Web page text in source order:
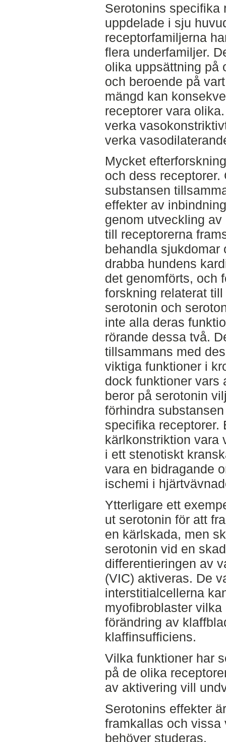
Serotonins specifika
uppdelade i sju
receptorfamiljerna
flera underfamiljer.
olika uppsättning på
och beroende på
mängd kan
receptorer vara
verka
verka
Mycket
och dess
substansen
effekter av
genom utveckling
till receptorerna
behandla sjukdomar
drabba hundens
det genomförts, och
forskning relaterat till
serotonin och
inte alla deras
rörande dessa två.
tillsammans med
viktiga funktioner i
dock funktioner vars
beror på serotonin
förhindra
specifika receptorer.
kärlkonstriktion vara
i ett stenotiskt
vara en bidragande
ischemi i
Ytterligare ett
ut serotonin för att
en kärlskada, men
serotonin vid en
differentieringen av
(VIC) aktiveras. De
interstitialcellerna
myofibroblaster
förändring av
klaffinsufficiens.
Vilka funktioner har
på de olika
av aktivering vill
Serotonins effekter
framkallas och
behöver studeras.